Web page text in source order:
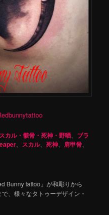
スカル・骸骨・死神・野晒
ブラ
スカル、死神 肩甲骨
Bunny tattoo」が和彫りから
、様々なタトゥーデザイン・